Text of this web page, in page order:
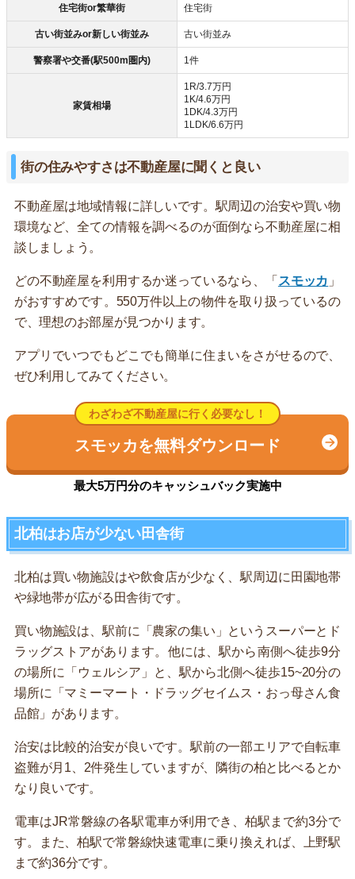
住宅街or繁華街 住宅街
古い街並みor新しい街並み 古い街並み
警察署や交番(駅500m圏内) 1件
家賃相場
1R/3.7万円
1K/4.6万円
1DK/4.3万円
1LDK/6.6万円
街の住みやすさは不動産屋に聞くと良い
不動産屋は地域情報に詳しいです。駅周辺の治安や買い物
環境など、全ての情報を調べるのが面倒なら不動産屋に相
談しましょう。
どの不動産屋を利用するか迷っているなら、「 スモッカ 」
がおすすめです。550万件以上の物件を取り扱っているの
で、理想のお部屋が見つかります。
アプリでいつでもどこでも簡単に住まいをさがせるので、
ぜひ利用してみてください。
わざわざ不動産屋に行く必要なし！
スモッカを無料ダウンロード
最大5万円分のキャッシュバック実施中
北柏はお店が少ない田舎街
北柏は買い物施設はや飲食店が少なく、駅周辺に田園地帯
や緑地帯が広がる田舎街です。
買い物施設は、駅前に「農家の集い」というスーパーとド
ラッグストアがあります。他には、駅から南側へ徒歩9分
の場所に「ウェルシア」と、駅から北側へ徒歩15~20分の
場所に「マミーマート・ドラッグセイムス・おっ母さん食
品館」があります。
治安は比較的治安が良いです。駅前の一部エリアで自転車
盗難が月1、2件発生していますが、隣街の柏と比べるとか
なり良いです。
電車はJR常磐線の各駅電車が利用でき、柏駅まで約3分で
す。また、柏駅で常磐線快速電車に乗り換えれば、上野駅
まで約36分です。